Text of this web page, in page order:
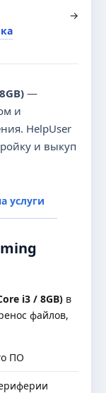
→
—
и
HelpUser
и выкуп
услуги
i3 / 8GB) в
файлов,
ПО